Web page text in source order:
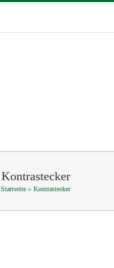
Kontrastecker
Startseite » Kontrastecker